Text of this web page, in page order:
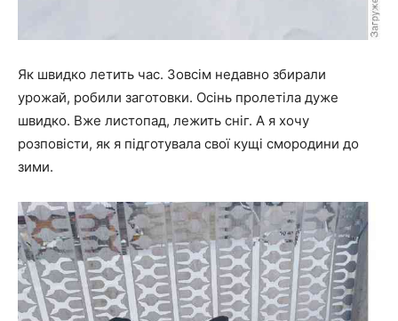
Як швидко летить час. Зовсім недавно збирали
урожай, робили заготовки. Осінь пролетіла дуже
швидко. Вже листопад, лежить сніг. А я хочу
розповісти, як я підготувала свої кущі смородини до
зими.